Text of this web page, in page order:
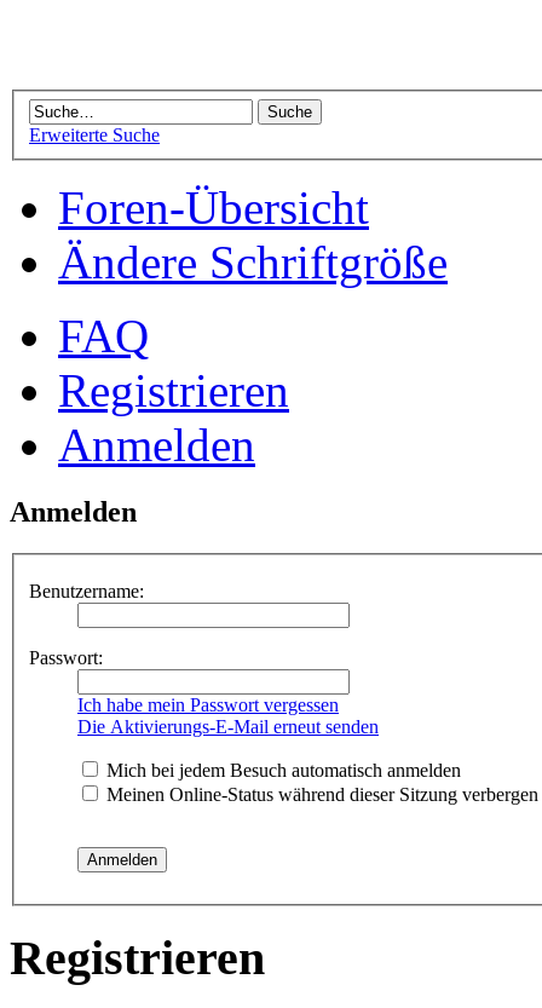
Erweiterte Suche
Foren-Übersicht
Ändere Schriftgröße
FAQ
Registrieren
Anmelden
Anmelden
Benutzername:
Passwort:
Ich habe mein Passwort vergessen
Die Aktivierungs-E-Mail erneut senden
Mich bei jedem Besuch automatisch anmelden
Meinen Online-Status während dieser Sitzung verbergen
Registrieren